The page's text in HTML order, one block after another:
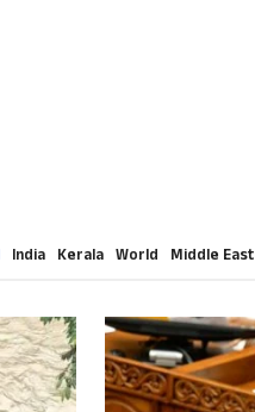
India Kerala World Middle East